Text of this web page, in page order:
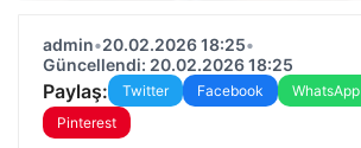
admin•20.02.2026 18:25•
Güncellendi: 20.02.2026 18:25
Paylaş: Twitter Facebook WhatsApp
Pinterest